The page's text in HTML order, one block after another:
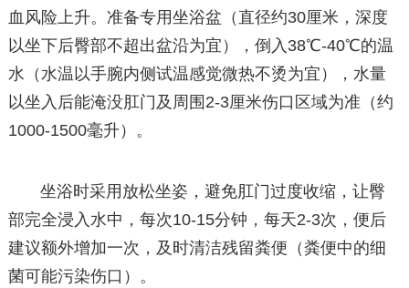
血风险上升。准备专用坐浴盆（直径约30厘米，深度
以坐下后臀部不超出盆沿为宜），倒入38℃-40℃的温
水（水温以手腕内侧试温感觉微热不烫为宜），水量
以坐入后能淹没肛门及周围2-3厘米伤口区域为准（约
1000-1500毫升）。
坐浴时采用放松坐姿，避免肛门过度收缩，让臀
部完全浸入水中，每次10-15分钟，每天2-3次，便后
建议额外增加一次，及时清洁残留粪便（粪便中的细
菌可能污染伤口）。